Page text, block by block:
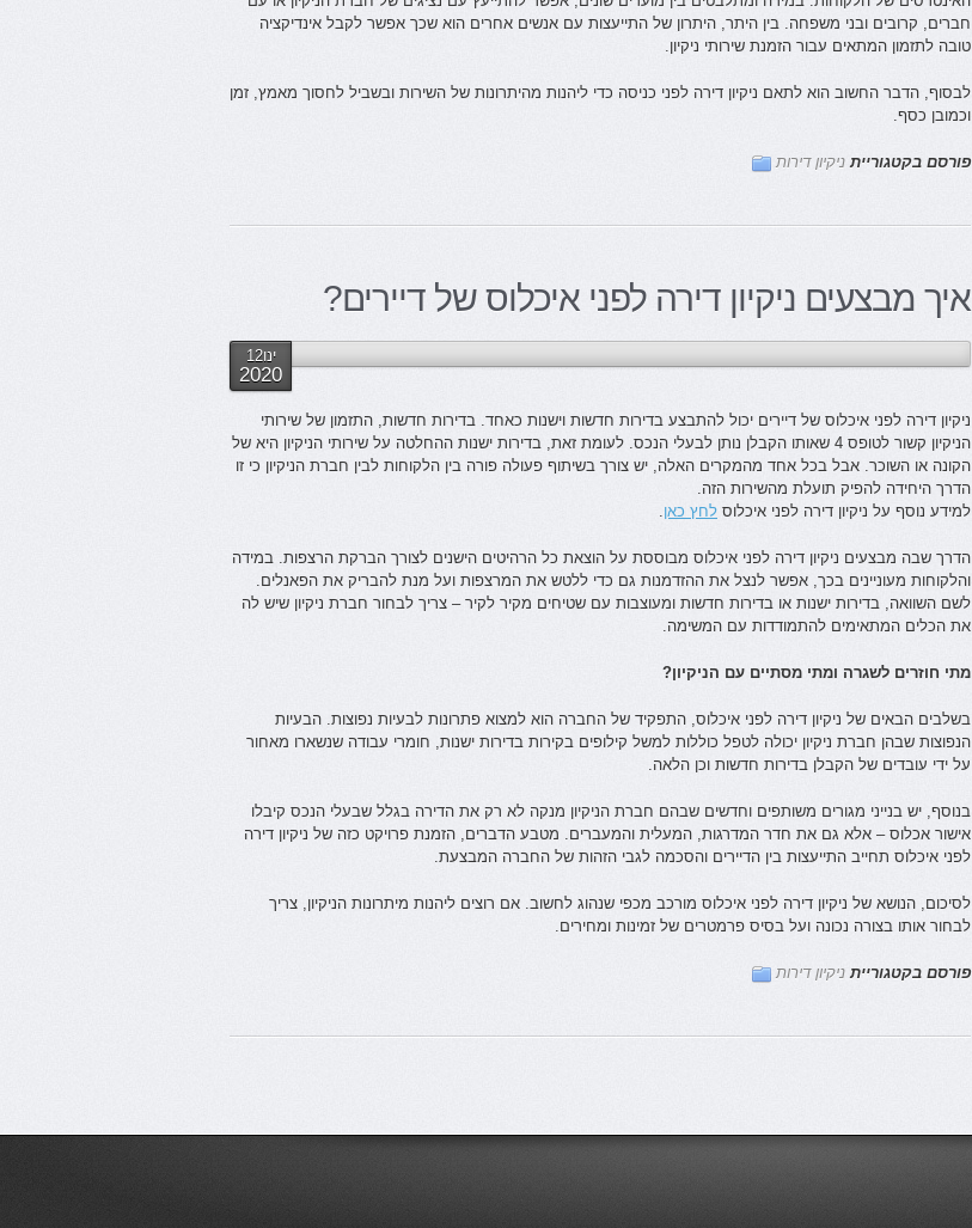
חברים, קרובים ובני משפחה. בין היתר, היתרון של התייעצות עם אנשים אחרים הוא שכך אפשר לקבל אינדיקציה
טובה לתזמון המתאים עבור הזמנת שירותי ניקיון.
לבסוף, הדבר החשוב הוא לתאם ניקיון דירה לפני כניסה כדי ליהנות מהיתרונות של השירות ובשביל לחסוך מאמץ, זמן
וכמובן כסף.
פורסם בקטגוריית ניקיון דירות
איך מבצעים ניקיון דירה לפני איכלוס של דיירים?
ינו12
2020
ניקיון דירה לפני איכלוס של דיירים יכול להתבצע בדירות חדשות וישנות כאחד. בדירות חדשות, התזמון של שירותי
הניקיון קשור לטופס 4 שאותו הקבלן נותן לבעלי הנכס. לעומת זאת, בדירות ישנות ההחלטה על שירותי הניקיון היא של
הקונה או השוכר. אבל בכל אחד מהמקרים האלה, יש צורך בשיתוף פעולה פורה בין הלקוחות לבין חברת הניקיון כי זו
הדרך היחידה להפיק תועלת מהשירות הזה.
למידע נוסף על ניקיון דירה לפני איכלוס לחץ כאן.
הדרך שבה מבצעים ניקיון דירה לפני איכלוס מבוססת על הוצאת כל הרהיטים הישנים לצורך הברקת הרצפות. במידה
והלקוחות מעוניינים בכך, אפשר לנצל את ההזדמנות גם כדי ללטש את המרצפות ועל מנת להבריק את הפאנלים.
לשם השוואה, בדירות ישנות או בדירות חדשות ומעוצבות עם שטיחים מקיר לקיר – צריך לבחור חברת ניקיון שיש לה
את הכלים המתאימים להתמודדות עם המשימה.
מתי חוזרים לשגרה ומתי מסתיים עם הניקיון?
בשלבים הבאים של ניקיון דירה לפני איכלוס, התפקיד של החברה הוא למצוא פתרונות לבעיות נפוצות. הבעיות
הנפוצות שבהן חברת ניקיון יכולה לטפל כוללות למשל קילופים בקירות בדירות ישנות, חומרי עבודה שנשארו מאחור
על ידי עובדים של הקבלן בדירות חדשות וכן הלאה.
בנוסף, יש בנייני מגורים משותפים וחדשים שבהם חברת הניקיון מנקה לא רק את הדירה בגלל שבעלי הנכס קיבלו
אישור אכלוס – אלא גם את חדר המדרגות, המעלית והמעברים. מטבע הדברים, הזמנת פרויקט כזה של ניקיון דירה
לפני איכלוס תחייב התייעצות בין הדיירים והסכמה לגבי הזהות של החברה המבצעת.
לסיכום, הנושא של ניקיון דירה לפני איכלוס מורכב מכפי שנהוג לחשוב. אם רוצים ליהנות מיתרונות הניקיון, צריך
לבחור אותו בצורה נכונה ועל בסיס פרמטרים של זמינות ומחירים.
פורסם בקטגוריית ניקיון דירות